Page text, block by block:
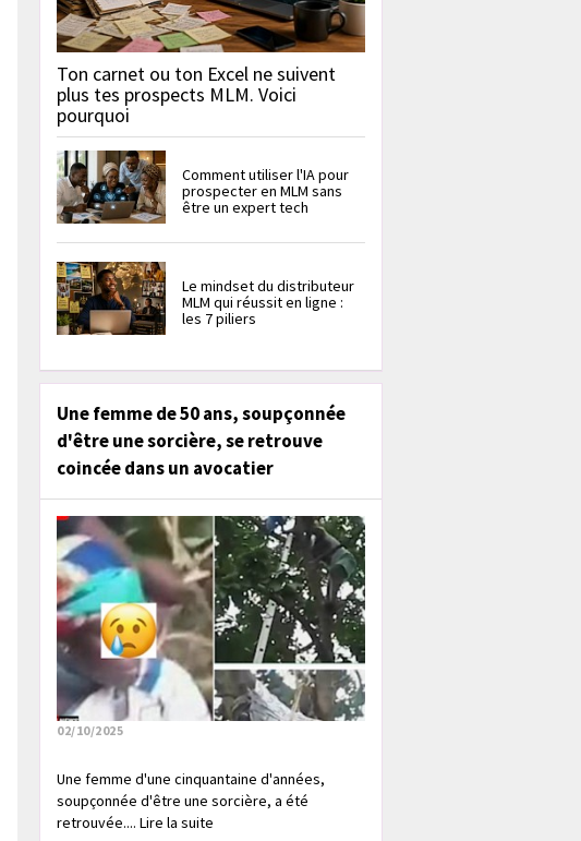
Ton carnet ou ton Excel ne suivent
plus tes prospects MLM. Voici
pourquoi
Comment utiliser l'IA pour
prospecter en MLM sans
être un expert tech
Le mindset du distributeur
MLM qui réussit en ligne :
les 7 piliers
Une femme de 50 ans, soupçonnée
d'être une sorcière, se retrouve
coincée dans un avocatier
02/10/2025
Une femme d'une cinquantaine d'années,
soupçonnée d'être une sorcière, a été
retrouvée.... Lire la suite